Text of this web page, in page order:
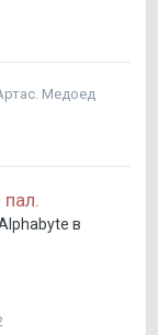
Медоед
в